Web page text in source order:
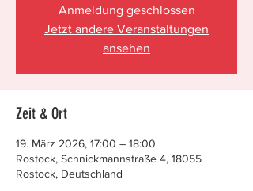
Anmeldung geschlossen
Jetzt andere Veranstaltungen
ansehen
Zeit & Ort
19. März 2026, 17:00 – 18:00
Rostock, Schnickmannstraße 4, 18055
Rostock, Deutschland